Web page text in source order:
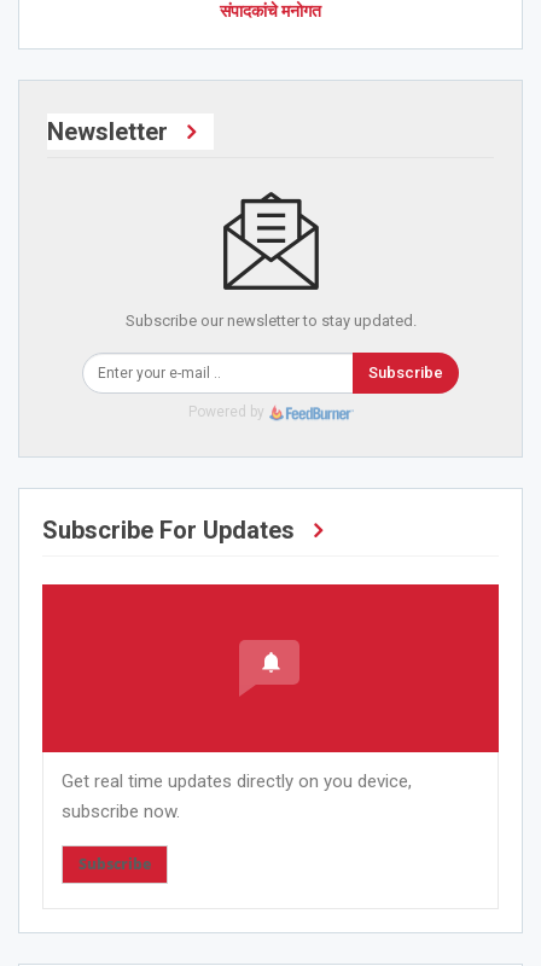
संपादकांचे मनोगत
Newsletter
Subscribe our newsletter to stay updated.
Subscribe
Powered by
Subscribe For Updates
Get real time updates directly on you device,
subscribe now.
Subscribe